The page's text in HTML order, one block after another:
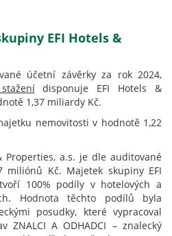
EFI Hotels &
účetní závěrky za rok 2024,
disponuje EFI Hotels &
1,37 miliardy Kč.
nemovitosti v hodnotě 1,22
Properties, a.s. je dle auditované
miliónů Kč. Majetek skupiny EFI
100% podíly v hotelových a
Hodnota těchto podílů byla
posudky, které vypracoval
ZNALCI A ODHADCI – znalecký